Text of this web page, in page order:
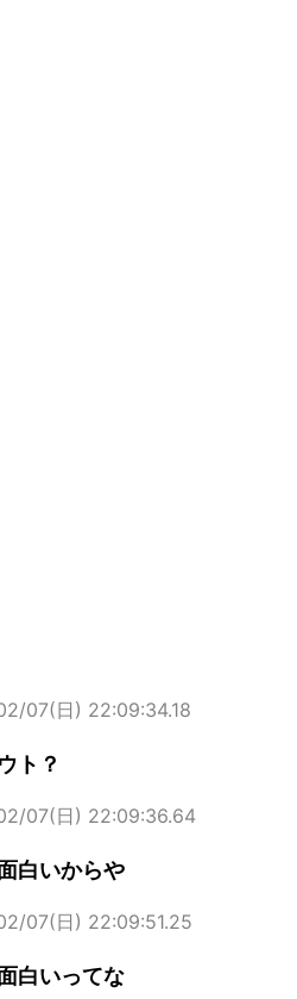
07(日) 22:09:34.18
ト？
07(日) 22:09:36.64
白いからや
07(日) 22:09:51.25
白いってな